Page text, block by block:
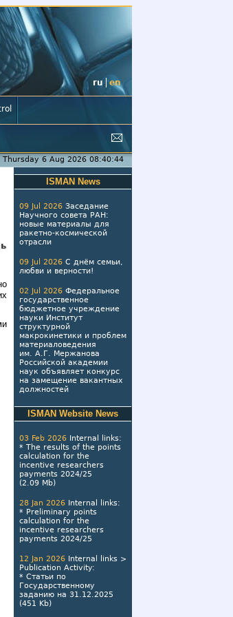
ru en
Thursday 6 Aug 2026 08:40:45
ISMAN News
09 Jul 2026 Заседание
Научного совета РАН:
новые материалы для
ракетно-космической
отрасли
09 Jul 2026 С днём семьи,
любви и верности!
02 Jul 2026 Федеральное
государственное
бюджетное учреждение
науки Институт
структурной
макрокинетики и проблем
материаловедения
им. А.Г. Мержанова
Российской академии
наук объявляет конкурс
на замещение вакантных
должностей
ISMAN Website News
03 Feb 2026 Internal links:
* The results of the points
calculation for the
incentive researchers
payments 2024/25
(2.09 Mb)
28 Jan 2026 Internal links:
* Preliminary points
calculation for the
incentive researchers
payments 2024/25
12 Jan 2026 Internal links >
Publication Activity:
* Статьи по
Государственному
заданию на 31.12.2025
(451 Kb)